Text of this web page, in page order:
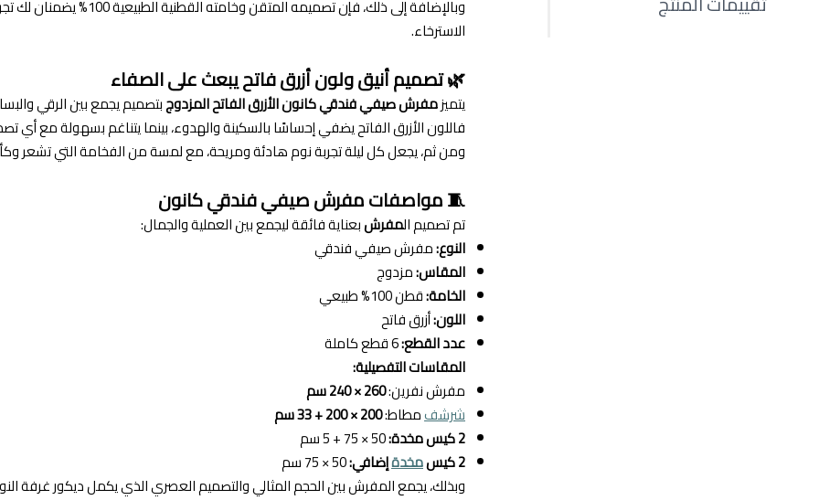
وبالإضافة إلى ذلك، فإن
الاسترخاء.
🌿 تصميم أنيق ولون أزرق فاتح يبعث على الصفاء
يتميزمفرش صيفي فندقي كانون الأزرق الفاتح المزدوجبتصميم يجمع بين الرقي
فاللون الأزرق الفاتح يضفي إحساسًا بالسكينة والهدوء، بينما يتناغم بسهولة مع أي
ومن ثم، يجعل كل ليلة تجربة نوم هادئة ومريحة، مع لمسة من الفخامة التي تشعر
🧵 مواصفات مفرش صيفي فندقي كانون
تم تصميم المفرشبعناية فائقة ليجمع بين العملية والجمال:
النوع:مفرش صيفي فندقي
المقاس:مزدوج
الخامة:قطن 100% طبيعي
اللون:أزرق فاتح
عدد القطع:
المقاسات التفصيلية:
مفرش نفرين:260 × 240 سم
شرشفمطاط:200 × 200 + 33 سم
2 كيس مخدة:
2 كيس
مخدةإضافي:
وبذلك، يجمع المفرش بين الحجم المثالي والتصميم العصري الذي يكمل ديكور غرفة